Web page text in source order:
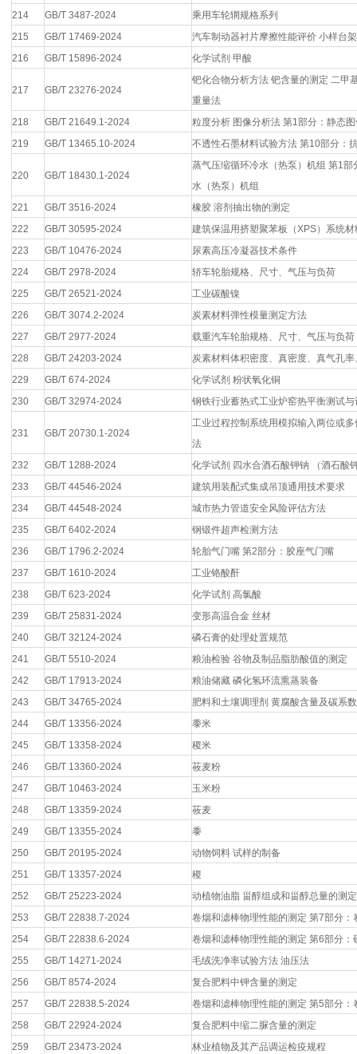
214
GB/T 3487-2024
乘用车轮辋规格系列
215
GB/T 17469-2024
汽车制动器衬片摩擦性能评价 小样台
216
GB/T 15896-2024 化学试剂 甲酸
217 GB/T 23276-2024
钯化合物分析方法 钯含量的测定 二甲
重量法
218
GB/T 21649.1-2024
粒度分析 图像分析法 第1部分：静态
219
GB/T 13465.10-2024 不透性石墨材料试验方法 第10部分：
220 GB/T 18430.1-2024
蒸气压缩循环冷水（热泵）机组 第1
水（热泵）机组
221
GB/T 3516-2024
橡胶 溶剂抽出物的测定
222
GB/T 30595-2024
建筑保温用挤塑聚苯板（XPS）系统材
223
GB/T 10476-2024
尿素高压冷凝器技术条件
224
GB/T 2978-2024
轿车轮胎规格、尺寸、气压与负荷
225
GB/T 26521-2024
工业碳酸镍
226
GB/T 3074.2-2024
炭素材料弹性模量测定方法
227
GB/T 2977-2024
载重汽车轮胎规格、尺寸、气压与负荷
228
GB/T 24203-2024
炭素材料体积密度、真密度、真气孔
229
GB/T 674-2024
化学试剂 粉状氧化铜
230
GB/T 32974-2024 钢铁行业蓄热式工业炉窑热平衡测试与
231 GB/T 20730.1-2024
工业过程控制系统用模拟输入两位或
法
232
GB/T 1288-2024
化学试剂 四水合酒石酸钾钠 （酒石酸
233
GB/T 44546-2024
建筑用装配式集成吊顶通用技术要求
234
GB/T 44548-2024
城市热力管道安全风险评估方法
235
GB/T 6402-2024
钢锻件超声检测方法
236
GB/T 1796.2-2024
轮胎气门嘴 第2部分：胶座气门嘴
237
GB/T 1610-2024
工业铬酸酐
238
GB/T 623-2024
化学试剂 高氯酸
239
GB/T 25831-2024
变形高温合金 丝材
240
GB/T 32124-2024
磷石膏的处理处置规范
241
GB/T 5510-2024
粮油检验 谷物及制品脂肪酸值的测定
242
GB/T 17913-2024
粮油储藏 磷化氢环流熏蒸装备
243
GB/T 34765-2024
肥料和土壤调理剂 黄腐酸含量及碳系
244
GB/T 13356-2024
黍米
245
GB/T 13358-2024
稷米
246
GB/T 13360-2024
莜麦粉
247
GB/T 10463-2024
玉米粉
248
GB/T 13359-2024
莜麦
249
GB/T 13355-2024
黍
250
GB/T 20195-2024
动物饲料 试样的制备
251
GB/T 13357-2024
稷
252
GB/T 25223-2024
动植物油脂 甾醇组成和甾醇总量的测
253
GB/T 22838.7-2024
卷烟和滤棒物理性能的测定 第7部分：
254
GB/T 22838.6-2024
卷烟和滤棒物理性能的测定 第6部分：
255
GB/T 14271-2024
毛绒洗净率试验方法 油压法
256
GB/T 8574-2024
复合肥料中钾含量的测定
257
GB/T 22838.5-2024
卷烟和滤棒物理性能的测定 第5部分：
258
GB/T 22924-2024
复合肥料中缩二脲含量的测定
259
GB/T 23473-2024
林业植物及其产品调运检疫规程